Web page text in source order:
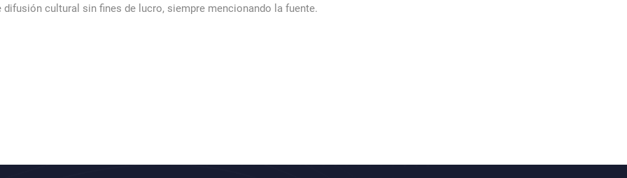
cultural sin fines de lucro, siempre mencionando la fuente.